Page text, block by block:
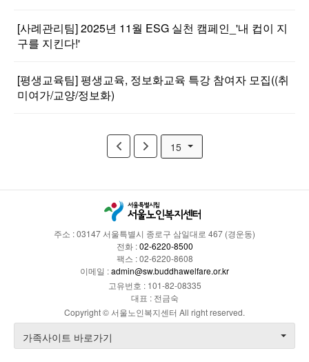
[사례관리팀] 2025년 11월 ESG 실천 캠페인_'내 컵이 지
구를 지킨다!'
[평생교육팀] 평생교육, 정보화교육 특강 참여자 모집((취
미여가/교양/정보화)
15
주소 : 03147 서울특별시 종로구 삼일대로 467 (경운동)
전화 :02-6220-8500
팩스 : 02-6220-8608
이메일 :admin@sw.buddhawelfare.or.kr
고유번호 : 101-82-08335
대표 : 전금숙
Copyright © 서울노인복지센터 All right reserved.
가족사이트 바로가기